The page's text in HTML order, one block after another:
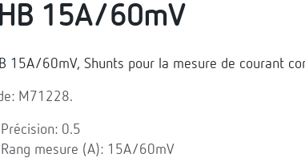
15A/60mV
15A/60mV, Shunts pour la mesure de courant
M71228.
Précision: 0.5
Rang mesure (A): 15A/60mV